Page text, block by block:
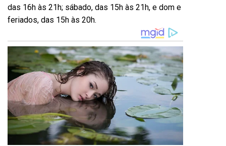
das 16h às 21h; sábado, das 15h às 21h, e dom e
feriados, das 15h às 20h.